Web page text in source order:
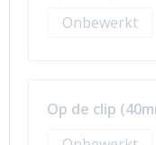
Onbewerkt
Op de clip